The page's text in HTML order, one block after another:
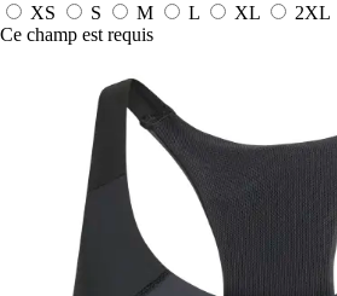
XS
S M L XL
2XL
Ce champ est requis